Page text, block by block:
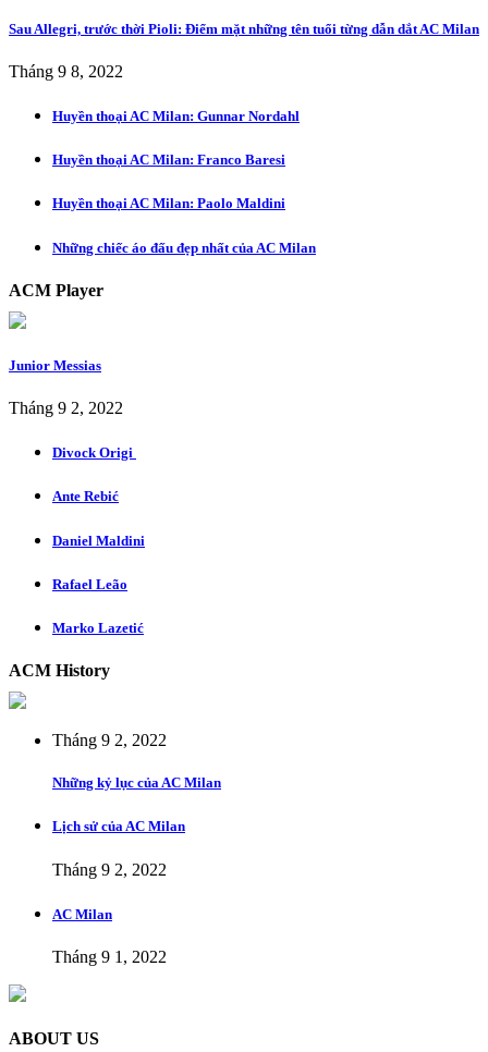
Sau Allegri, trước thời Pioli: Điểm mặt những tên tuổi từng dẫn dắt AC Milan
Tháng 9 8, 2022
Huyền thoại AC Milan: Gunnar Nordahl
Huyền thoại AC Milan: Franco Baresi
Huyền thoại AC Milan: Paolo Maldini
Những chiếc áo đấu đẹp nhất của AC Milan
ACM Player
Junior Messias
Tháng 9 2, 2022
Divock Origi
Ante Rebić
Daniel Maldini
Rafael Leão
Marko Lazetić
ACM History
Tháng 9 2, 2022
Những kỷ lục của AC Milan
Lịch sử của AC Milan
Tháng 9 2, 2022
AC Milan
Tháng 9 1, 2022
ABOUT US